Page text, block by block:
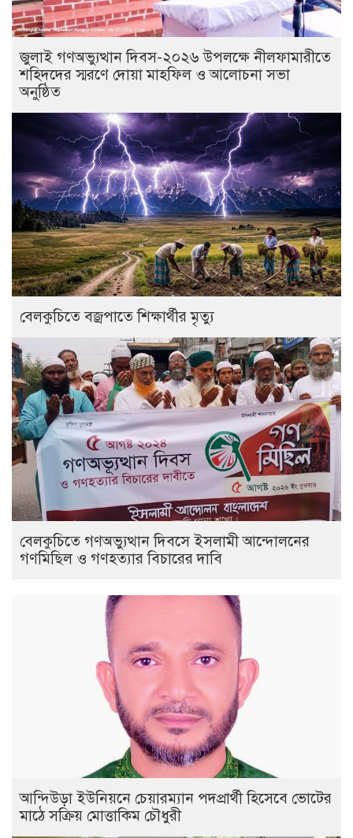
জুলাই গণঅভ্যুত্থান দিবস-২০২৬ উপলক্ষে নীলফামারীতে
শহিদদের স্মরণে দোয়া মাহফিল ও আলোচনা সভা
অনুষ্ঠিত
বেলকুচিতে বজ্রপাতে শিক্ষার্থীর মৃত্যু
বেলকুচিতে গণঅভ্যুত্থান দিবসে ইসলামী আন্দোলনের
গণমিছিল ও গণহত্যার বিচারের দাবি
আন্দিউড়া ইউনিয়নে চেয়ারম্যান পদপ্রার্থী হিসেবে ভোটের
মাঠে সক্রিয় মোত্তাকিম চৌধুরী